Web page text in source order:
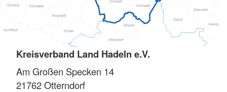
Kreisverband Land Hadeln e.V.
Am Großen Specken 14
21762Otterndorf